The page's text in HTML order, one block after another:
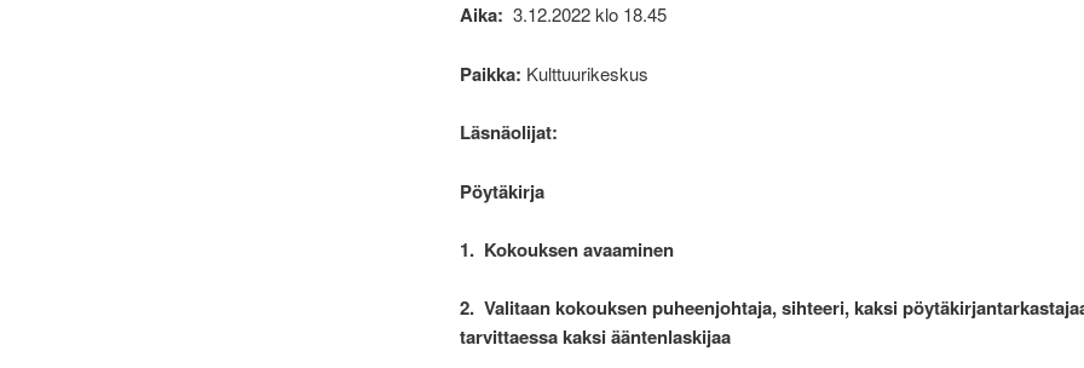
Aika: 3.12.2022 klo 18.45
Paikka: Kulttuurikeskus
Läsnäolijat:
Pöytäkirja
1. Kokouksen avaaminen
2. Valitaan kokouksen puheenjohtaja, sihteeri, kaksi
tarvittaessa kaksi ääntenlaskijaa